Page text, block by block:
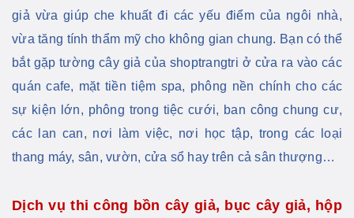
giả vừa giúp che khuất đi các yếu điểm của ngôi nhà,
vừa tăng tính thẩm mỹ cho không gian chung. Bạn có thể
bắt gặp tường cây giả của shoptrangtri ở cửa ra vào các
quán cafe, mặt tiền tiệm spa, phông nền chính cho các
sự kiện lớn, phông trong tiệc cưới, ban công chung cư,
các lan can, nơi làm việc, nơi học tập, trong các loại
thang máy, sân, vườn, cửa sổ hay trên cả sân thượng…
Dịch vụ thi công bồn cây giả, bục cây giả, hộp